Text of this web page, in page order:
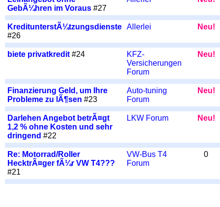
GebÃ¼hren im Voraus #27
KreditunterstÃ¼tzungsdienste
#26
Allerlei Neu!
biete privatkredit #24
KFZ-
Versicherungen
Forum
Neu!
Finanzierung Geld, um Ihre
Probleme zu lÃ¶sen #23
Auto-tuning
Forum
Neu!
Darlehen Angebot betrÃ¤gt
1,2 % ohne Kosten und sehr
dringend #22
LKW Forum Neu!
Re: Motorrad/Roller
HecktrÃ¤ger fÃ¼r VW T4???
#21
VW-Bus T4
Forum
0